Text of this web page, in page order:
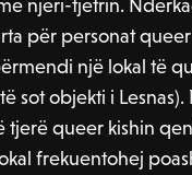
për personat
një lokal të
sot objekti i
tjerë queer kishin
frekuentohej